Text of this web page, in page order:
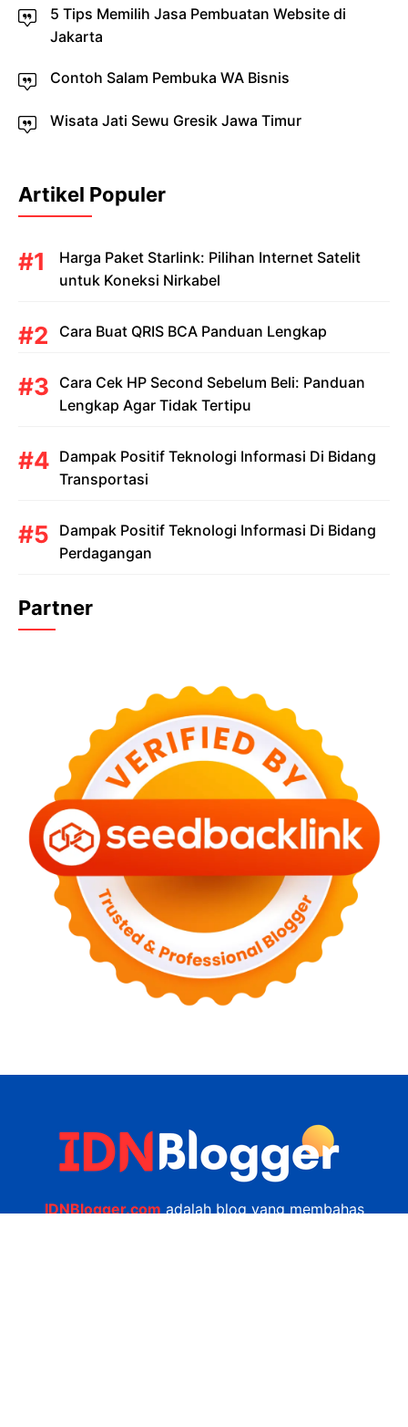
5 Tips Memilih Jasa Pembuatan Website di
Jakarta
Contoh Salam Pembuka WA Bisnis
Wisata Jati Sewu Gresik Jawa Timur
Artikel Populer
Harga Paket Starlink: Pilihan Internet Satelit
untuk Koneksi Nirkabel
Cara Buat QRIS BCA Panduan Lengkap
Cara Cek HP Second Sebelum Beli: Panduan
Lengkap Agar Tidak Tertipu
Dampak Positif Teknologi Informasi Di Bidang
Transportasi
Dampak Positif Teknologi Informasi Di Bidang
Perdagangan
Partner
IDNBlogger.comadalah blog yang membahas